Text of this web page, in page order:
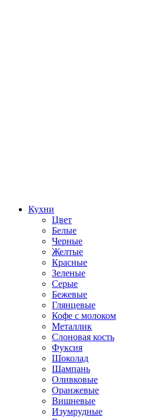
Кухни
Цвет
Белые
Черные
Желтые
Красные
Зеленые
Серые
Бежевые
Глянцевые
Кофе с молоком
Металлик
Слоновая кость
Фуксия
Шоколад
Шампань
Оливковые
Оранжевые
Вишневые
Изумрудные